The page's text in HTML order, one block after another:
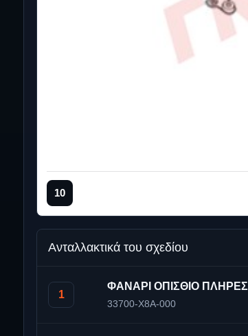
10
Ανταλλακτικά του σχεδίου
1
ΦΑΝΑΡΙ ΟΠΙΣΘΙΟ ΠΛΗΡΕΣ
33700-X8A-000